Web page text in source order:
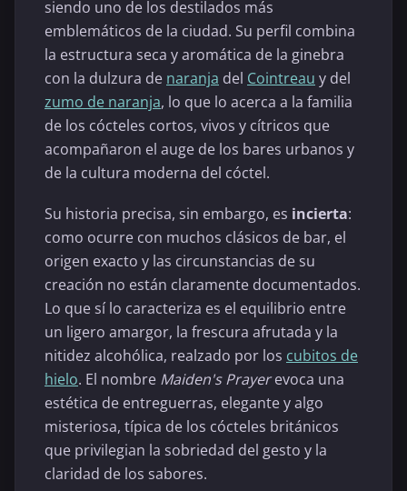
siendo uno de los destilados más
emblemáticos de la ciudad. Su perfil combina
la estructura seca y aromática de la ginebra
con la dulzura de naranja del Cointreau y del
zumo de naranja, lo que lo acerca a la familia
de los cócteles cortos, vivos y cítricos que
acompañaron el auge de los bares urbanos y
de la cultura moderna del cóctel.
Su historia precisa, sin embargo, es incierta:
como ocurre con muchos clásicos de bar, el
origen exacto y las circunstancias de su
creación no están claramente documentados.
Lo que sí lo caracteriza es el equilibrio entre
un ligero amargor, la frescura afrutada y la
nitidez alcohólica, realzado por los cubitos de
hielo. El nombre Maiden's Prayerevoca una
estética de entreguerras, elegante y algo
misteriosa, típica de los cócteles británicos
que privilegian la sobriedad del gesto y la
claridad de los sabores.